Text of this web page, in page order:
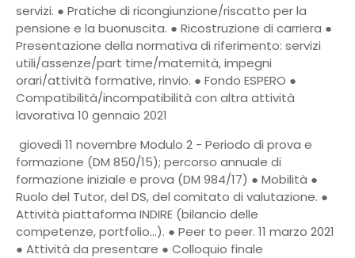
servizi. ● Pratiche di ricongiunzione/riscatto per la
pensione e la buonuscita. ● Ricostruzione di carriera ●
Presentazione della normativa di riferimento: servizi
utili/assenze/part time/maternità, impegni
orari/attività formative, rinvio. ● Fondo ESPERO ●
Compatibilità/incompatibilità con altra attività
lavorativa 10 gennaio 2021
giovedi 11 novembre Modulo 2 - Periodo di prova e
formazione (DM 850/15); percorso annuale di
formazione iniziale e prova (DM 984/17) ● Mobilità ●
Ruolo del Tutor, del DS, del comitato di valutazione. ●
Attività piattaforma INDIRE (bilancio delle
competenze, portfolio…). ● Peer to peer. 11 marzo 2021
● Attività da presentare ● Colloquio finale